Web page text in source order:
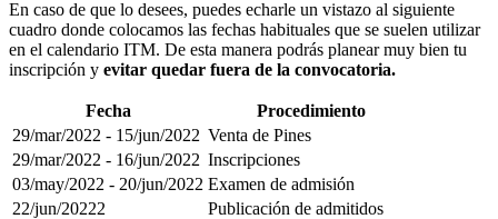
En caso de que lo desees, puedes echarle un vistazo al siguiente
cuadro donde colocamos las fechas habituales que se suelen utilizar
en el calendario ITM. De esta manera podrás planear muy bien tu
inscripción y evitar quedar fuera de la convocatoria.
Fecha
Procedimiento
29/mar/2022 - 15/jun/2022 Venta de Pines
29/mar/2022 - 16/jun/2022 Inscripciones
03/may/2022 - 20/jun/2022 Examen de admisión
22/jun/20222
Publicación de admitidos